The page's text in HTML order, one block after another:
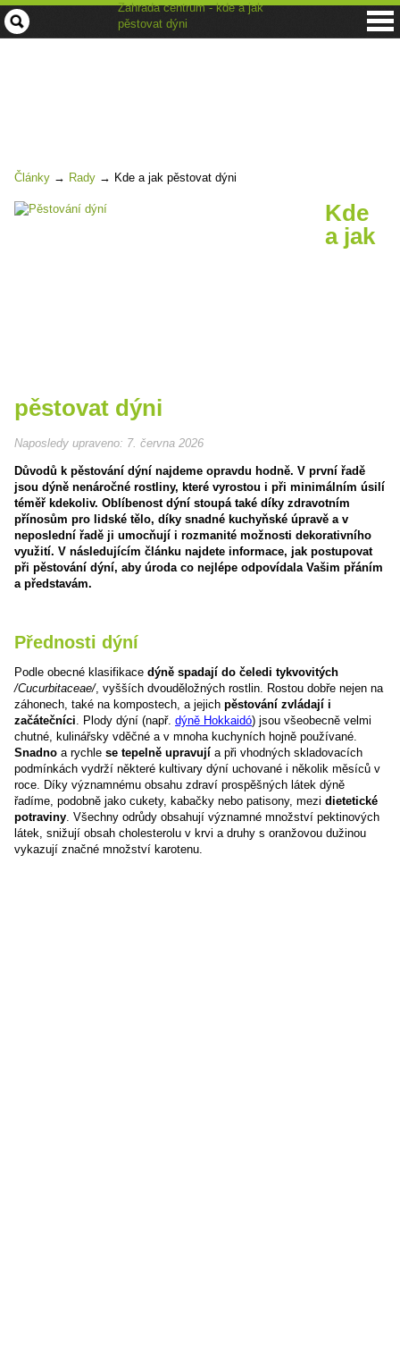
Zahrada centrum - kde a jak
pěstovat dýni
Články → Rady → Kde a jak pěstovat dýni
Kde
a jak
pěstovat dýni
Naposledy upraveno: 7. června 2026
Důvodů k pěstování dýní najdeme opravdu hodně. V první řadě
jsou dýně nenáročné rostliny, které vyrostou i při minimálním úsilí
téměř kdekoliv. Oblíbenost dýní stoupá také díky zdravotním
přínosům pro lidské tělo, díky snadné kuchyňské úpravě a v
neposlední řadě ji umocňují i rozmanité možnosti dekorativního
využití. V následujícím článku najdete informace, jak postupovat
při pěstování dýní, aby úroda co nejlépe odpovídala Vašim přáním
a představám.
Přednosti dýní
Podle obecné klasifikace dýně spadají do čeledi tykvovitých
/Cucurbitaceae/, vyšších dvouděložných rostlin. Rostou dobře nejen na
záhonech, také na kompostech, a jejich pěstování zvládají i
začátečníci. Plody dýní (např. dýně Hokkaidó) jsou všeobecně velmi
chutné, kulinářsky vděčné a v mnoha kuchyních hojně používané.
Snadno a rychle se tepelně upravují a při vhodných skladovacích
podmínkách vydrží některé kultivary dýní uchované i několik měsíců v
roce. Díky významnému obsahu zdraví prospěšných látek dýně
řadíme, podobně jako cukety, kabačky nebo patisony, mezi dietetické
potraviny. Všechny odrůdy obsahují významné množství pektinových
látek, snižují obsah cholesterolu v krvi a druhy s oranžovou dužinou
vykazují značné množství karotenu.